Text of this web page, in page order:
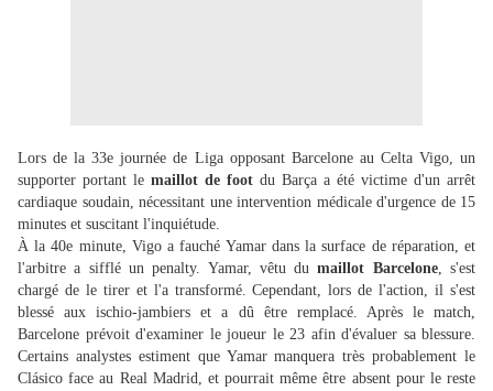
Lors de la 33e journée de Liga opposant Barcelone au Celta Vigo, un
supporter portant le maillot de foot du Barça a été victime d'un arrêt
cardiaque soudain, nécessitant une intervention médicale d'urgence de 15
minutes et suscitant l'inquiétude.
À la 40e minute, Vigo a fauché Yamar dans la surface de réparation, et
l'arbitre a sifflé un penalty. Yamar, vêtu dumaillot Barcelone, s'est
chargé de le tirer et l'a transformé. Cependant, lors de l'action, il s'est
blessé aux ischio-jambiers et a dû être remplacé. Après le match,
Barcelone prévoit d'examiner le joueur le 23 afin d'évaluer sa blessure.
Certains analystes estiment que Yamar manquera très probablement le
Clásico face au Real Madrid, et pourrait même être absent pour le reste